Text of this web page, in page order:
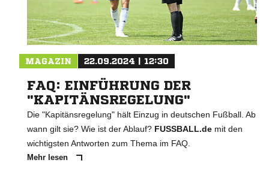
MAGAZIN 22.09.2024 | 12:30
FAQ: EINFÜHRUNG DER
"KAPITÄNSREGELUNG"
Die "Kapitänsregelung" hält Einzug in deutschen Fußball. Ab
wann gilt sie? Wie ist der Ablauf? FUSSBALL.de mit den
wichtigsten Antworten zum Thema im FAQ.
Mehr lesen